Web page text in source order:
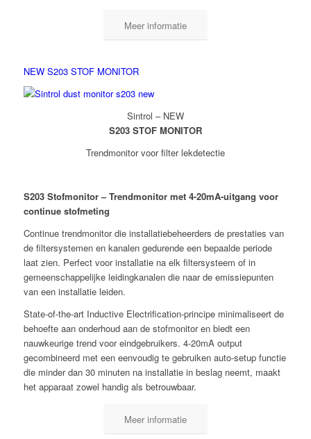
Meer informatie
NEW S203 STOF MONITOR
Sintrol – NEW
S203 STOF MONITOR
Trendmonitor voor filter lekdetectie
S203 Stofmonitor – Trendmonitor met 4-20mA-uitgang voor
continue stofmeting
Continue trendmonitor die installatiebeheerders de prestaties van
de filtersystemen en kanalen gedurende een bepaalde periode
laat zien. Perfect voor installatie na elk filtersysteem of in
gemeenschappelijke leidingkanalen die naar de emissiepunten
van een installatie leiden.
State-of-the-art Inductive Electrification-principe minimaliseert de
behoefte aan onderhoud aan de stofmonitor en biedt een
nauwkeurige trend voor eindgebruikers. 4-20mA output
gecombineerd met een eenvoudig te gebruiken auto-setup functie
die minder dan 30 minuten na installatie in beslag neemt, maakt
het apparaat zowel handig als betrouwbaar.
Meer informatie